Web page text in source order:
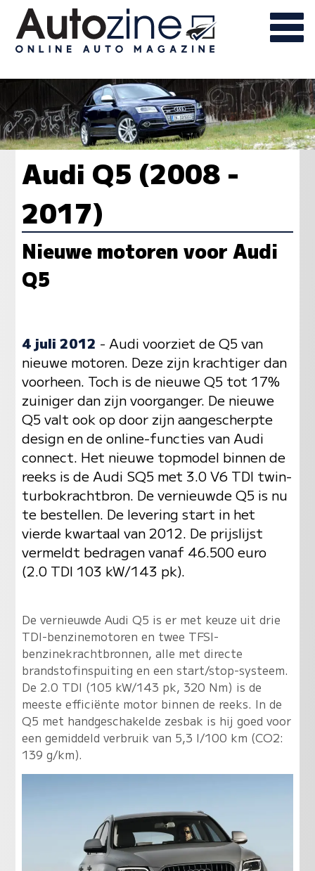
Audi Q5 (2008 -
2017)
Nieuwe motoren voor Audi
Q5
4 juli 2012 - Audi voorziet de Q5 van
nieuwe motoren. Deze zijn krachtiger dan
voorheen. Toch is de nieuwe Q5 tot 17%
zuiniger dan zijn voorganger. De nieuwe
Q5 valt ook op door zijn aangescherpte
design en de online-functies van Audi
connect. Het nieuwe topmodel binnen de
reeks is de Audi SQ5 met 3.0 V6 TDI twin-
turbokrachtbron. De vernieuwde Q5 is nu
te bestellen. De levering start in het
vierde kwartaal van 2012. De prijslijst
vermeldt bedragen vanaf 46.500 euro
(2.0 TDI 103 kW/143 pk).
De vernieuwde Audi Q5 is er met keuze uit drie
TDI-benzinemotoren en twee TFSI-
benzinekrachtbronnen, alle met directe
brandstofinspuiting en een start/stop-systeem.
De 2.0 TDI (105 kW/143 pk, 320 Nm) is de
meeste efficiënte motor binnen de reeks. In de
Q5 met handgeschakelde zesbak is hij goed voor
een gemiddeld verbruik van 5,3 l/100 km (CO2:
139 g/km).